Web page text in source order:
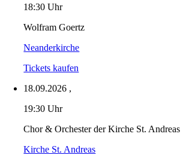
18:30 Uhr
Wolfram Goertz
Neanderkirche
Tickets kaufen
18.09.2026 ,
19:30 Uhr
Chor & Orchester der Kirche St. Andreas
Kirche St. Andreas